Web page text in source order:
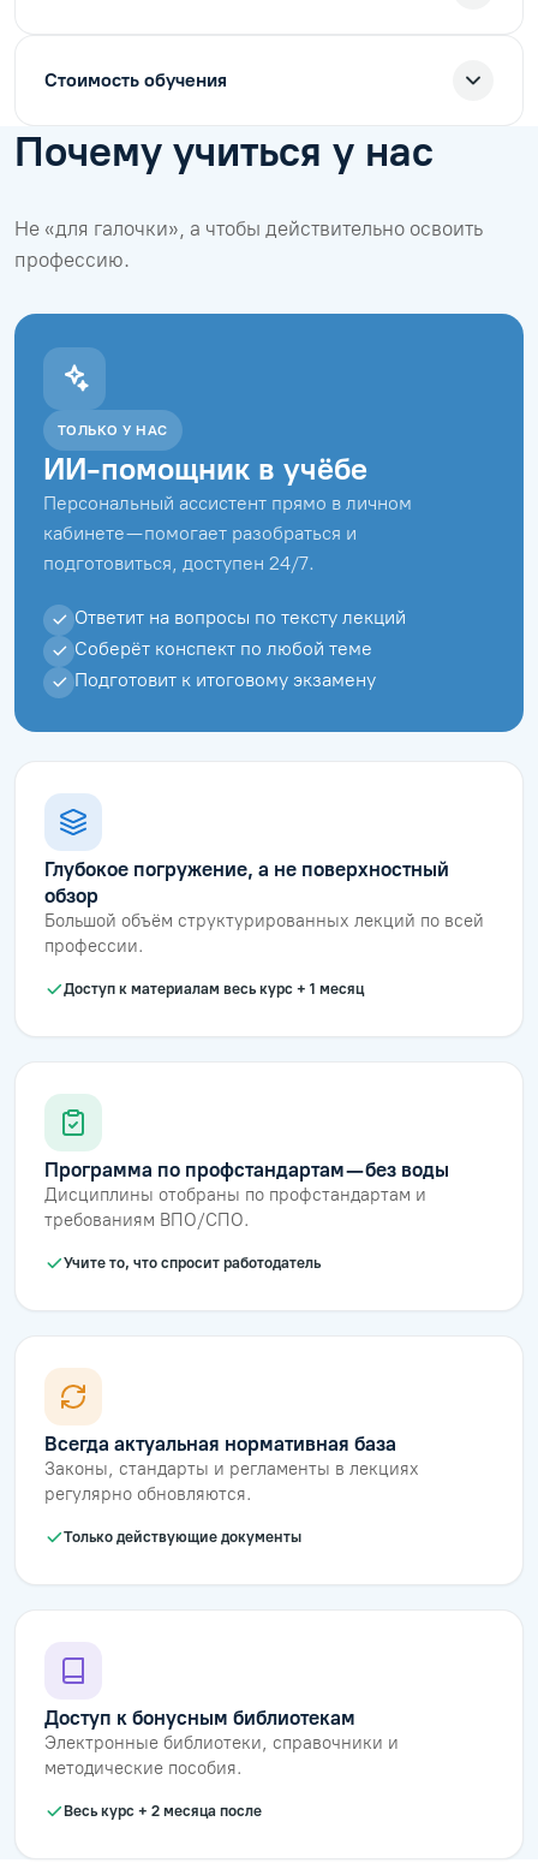
Стоимость обучения
Почему учиться у нас
Не «для галочки», а чтобы действительно освоить
профессию.
ТОЛЬКО У НАС
ИИ-помощник в учёбе
Персональный ассистент прямо в личном
кабинете — помогает разобраться и
подготовиться, доступен 24/7.
Ответит на вопросы по тексту лекций
Соберёт конспект по любой теме
Подготовит к итоговому экзамену
Глубокое погружение, а не поверхностный
обзор
Большой объём структурированных лекций по всей
профессии.
Доступ к материалам весь курс + 1 месяц
Программа по профстандартам — без воды
Дисциплины отобраны по профстандартам и
требованиям ВПО/СПО.
Учите то, что спросит работодатель
Всегда актуальная нормативная база
Законы, стандарты и регламенты в лекциях
регулярно обновляются.
Только действующие документы
Доступ к бонусным библиотекам
Электронные библиотеки, справочники и
методические пособия.
Весь курс + 2 месяца после